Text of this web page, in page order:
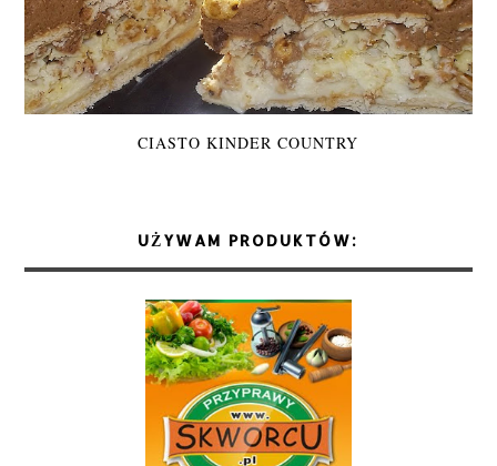
CIASTO KINDER COUNTRY
UŻYWAM PRODUKTÓW: